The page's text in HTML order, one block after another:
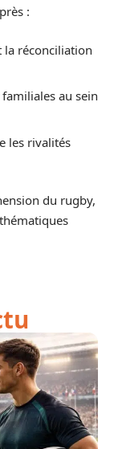
:
la réconciliation
au sein
les rivalités
du rugby,